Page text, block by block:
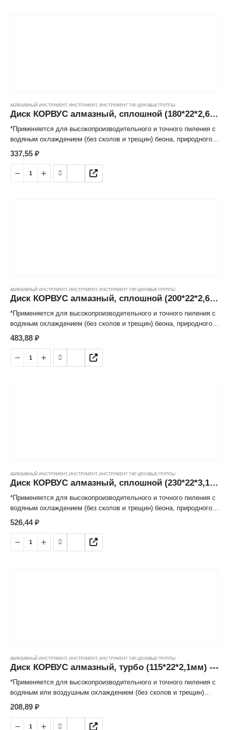
АБРАЗИВНЫЙ ИНСТРУМЕНТ, ИНСТРУМЕНТ, ИНСТРУМЕНТ Т4Р, ЦЕНОВЫЕ ГРУППЫ
Диск КОРВУС алмазный, сплошной (180*22*2,6мм) ---
*Применяется для высокопроизводительного и точного пиления с
водяным охлаждением (без сколов и трещин) беона, природного и
искусственного камня, огнеупорного кирпича, мрамора, гранита и
иных строительных материалов.
*Режущий алмазосодержащий слой, изготовленный методом
горячего спекания под высоким давлением надежно закреплен к
337,55 ₽
АБРАЗИВНЫЙ ИНСТРУМЕНТ, ИНСТРУМЕНТ, ИНСТРУМЕНТ Т4Р, ЦЕНОВЫЕ ГРУППЫ
Диск КОРВУС алмазный, сплошной (200*22*2,6мм) ---
*Применяется для высокопроизводительного и точного пиления с
водяным охлаждением (без сколов и трещин) беона, природного и
искусственного камня, огнеупорного кирпича, мрамора, гранита и
иных строительных материалов.
*Режущий алмазосодержащий слой, изготовленный методом
горячего спекания под высоким давлением надежно закреплен к
483,88 ₽
АБРАЗИВНЫЙ ИНСТРУМЕНТ, ИНСТРУМЕНТ, ИНСТРУМЕНТ Т4Р, ЦЕНОВЫЕ ГРУППЫ
Диск КОРВУС алмазный, сплошной (230*22*3,1мм) ---
*Применяется для высокопроизводительного и точного пиления с
водяным охлаждением (без сколов и трещин) беона, природного и
искусственного камня, огнеупорного кирпича, мрамора, гранита и
иных строительных материалов.
*Режущий алмазосодержащий слой, изготовленный методом
горячего спекания под высоким давлением надежно закреплен к
526,44₽
АБРАЗИВНЫЙ ИНСТРУМЕНТ, ИНСТРУМЕНТ, ИНСТРУМЕНТ Т4Р, ЦЕНОВЫЕ ГРУППЫ
Диск КОРВУС алмазный, турбо (115*22*2,1мм) ---
*Применяется для высокопроизводительного и точного пиления с
водяным или воздушным охлаждением (без сколов и трещин)
бетона, природного и искусственного камня, огнеупорного
кирпича, мрамора, гранита и иных строительных материалов.
*Отвод тепла происходит за счет специального профиля режущей
208,89 ₽